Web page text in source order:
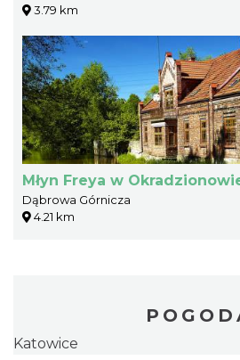
3.79 km
Młyn Freya w
Dąbrowa Górnicza
4.21 km
Katowice